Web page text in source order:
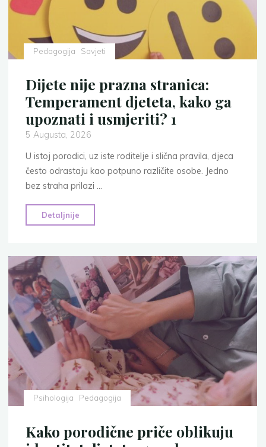
neke
mitove"
Pedagogija
Savjeti
Dijete nije prazna stranica:
Temperament djeteta, kako ga
upoznati i usmjeriti? 1
5 Augusta, 2026
U istoj porodici, uz iste roditelje i slična pravila, djeca
često odrastaju kao potpuno različite osobe. Jedno
bez straha prilazi …
Detaljnije
nije
stranica:
Temperament
djeteta,
kako
ga
upoznati
i
usmjeriti?
1"
Psihologija Pedagogija
Kako porodične priče oblikuju